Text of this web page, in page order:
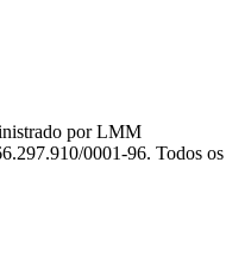
por LMM
0001-96. Todos os